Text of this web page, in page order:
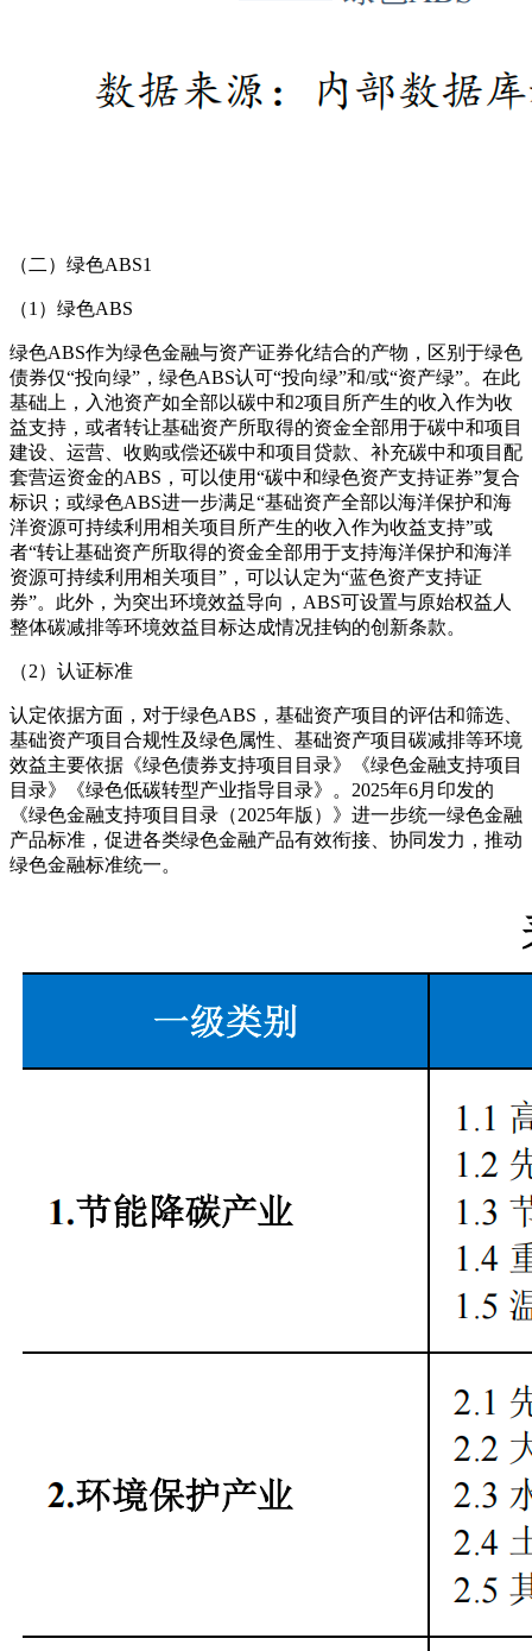
（二）绿色ABS1
（1）绿色ABS
绿色ABS作为绿色金融与资产证券化结合的产物，区别于绿色
债券仅“投向绿”，绿色ABS认可“投向绿”和/或“资产绿”。在此
基础上，入池资产如全部以碳中和2项目所产生的收入作为收
益支持，或者转让基础资产所取得的资金全部用于碳中和项目
建设、运营、收购或偿还碳中和项目贷款、补充碳中和项目配
套营运资金的ABS，可以使用“碳中和绿色资产支持证券”复合
标识；或绿色ABS进一步满足“基础资产全部以海洋保护和海
洋资源可持续利用相关项目所产生的收入作为收益支持”或
者“转让基础资产所取得的资金全部用于支持海洋保护和海洋
资源可持续利用相关项目”，可以认定为“蓝色资产支持证
券”。此外，为突出环境效益导向，ABS可设置与原始权益人
整体碳减排等环境效益目标达成情况挂钩的创新条款。
（2）认证标准
认定依据方面，对于绿色ABS，基础资产项目的评估和筛选、
基础资产项目合规性及绿色属性、基础资产项目碳减排等环境
效益主要依据《绿色债券支持项目目录》《绿色金融支持项目
目录》《绿色低碳转型产业指导目录》。2025年6月印发的
《绿色金融支持项目目录（2025年版）》进一步统一绿色金融
产品标准，促进各类绿色金融产品有效衔接、协同发力，推动
绿色金融标准统一。